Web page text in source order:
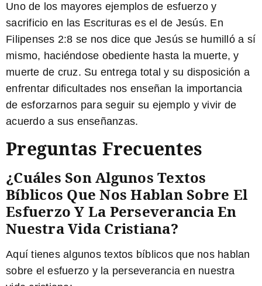
Uno de los mayores ejemplos de esfuerzo y
sacrificio en las Escrituras es el de Jesús. En
Filipenses 2:8 se nos dice que Jesús se humilló a sí
mismo, haciéndose obediente hasta la muerte, y
muerte de cruz. Su entrega total y su disposición a
enfrentar dificultades nos enseñan la importancia
de esforzarnos para seguir su ejemplo y vivir de
acuerdo a sus enseñanzas.
Preguntas Frecuentes
¿Cuáles Son Algunos Textos
Bíblicos Que Nos Hablan Sobre El
Esfuerzo Y La Perseverancia En
Nuestra Vida Cristiana?
Aquí tienes algunos textos bíblicos que nos hablan
sobre el esfuerzo y la perseverancia en nuestra